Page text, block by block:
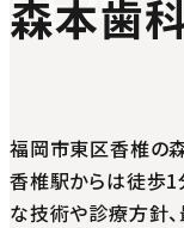
森本歯
福岡市東区香椎の
香椎駅からは徒歩1
な技術や診療方針